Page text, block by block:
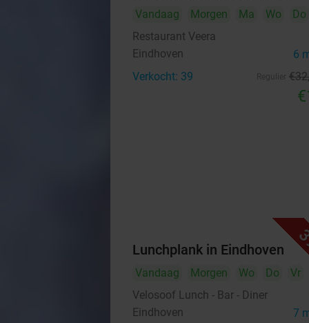
Vandaag Morgen Ma Wo Do
Restaurant Veera
Eindhoven 6
Verkocht: 39 €32
Lunchplank in Eindhoven
Vandaag Morgen Wo Do
Vr
Velosoof Lunch - Bar - Diner
Eindhoven 7